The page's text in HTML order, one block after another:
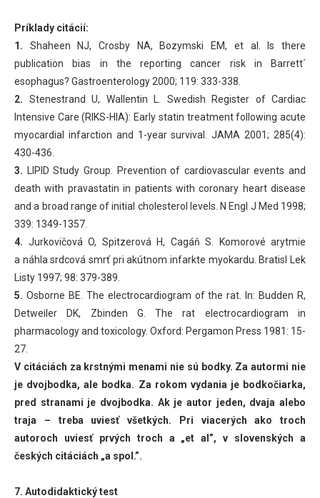
Príklady citácií:
1. Shaheen NJ, Crosby NA, Bozymski EM, et al. Is there
publication bias in the reporting cancer risk in Barrett´
esophagus? Gastroenterology 2000; 119: 333-338.
2. Stenestrand U, Wallentin L. Swedish Register of Cardiac
Intensive Care (RIKS-HIA): Early statin treatment following acute
myocardial infarction and 1-year survival. JAMA 2001; 285(4):
430-436.
3. LIPID Study Group. Prevention of cardiovascular events and
death with pravastatin in patients with coronary heart disease
and a broad range of initial cholesterol levels. N Engl J Med 1998;
339: 1349-1357.
4. Jurkovičová O, Spitzerová H, Cagáň S. Komorové arytmie
a náhla srdcová smrť pri akútnom infarkte myokardu. Bratisl Lek
Listy 1997; 98: 379-389.
5. Osborne BE. The electrocardiogram of the rat. In: Budden R,
Detweiler DK, Zbinden G. The rat electrocardiogram in
pharmacology and toxicology. Oxford: Pergamon Press 1981: 15-
27.
V citáciách za krstnými menami nie sú bodky. Za autormi nie
je dvojbodka, ale bodka. Za rokom vydania je bodkočiarka,
pred stranami je dvojbodka. Ak je autor jeden, dvaja alebo
traja – treba uviesť všetkých. Pri viacerých ako troch
autoroch uviesť prvých troch a „et al”, v slovenských a
českých citáciách „a spol.”.
7. Autodidaktický test